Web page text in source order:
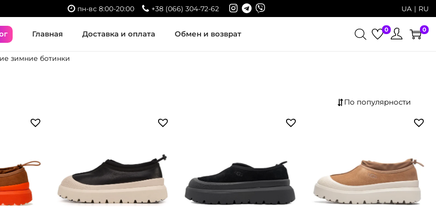
пн-вс 8:00-20:00 +38 (066) 304-72-62 UA RU
Главная Доставка и оплата Обмен и возврат 0 0
зимние ботинки